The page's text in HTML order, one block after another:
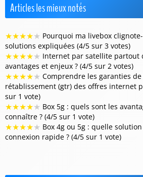
Articles les mieux notés
★★★★★ Pourquoi ma livebox
solutions expliquées (4/5 sur 3 votes)
★★★★★ Internet par satellite partout
avantages et enjeux ? (4/5 sur 2 votes)
★★★★★ Comprendre les garanties
rétablissement (gtr) des offres internet
sur 1 vote)
★★★★★ Box 5g : quels sont les
connaître ? (4/5 sur 1 vote)
★★★★★ Box 4g ou 5g : quelle
connexion rapide ? (4/5 sur 1 vote)